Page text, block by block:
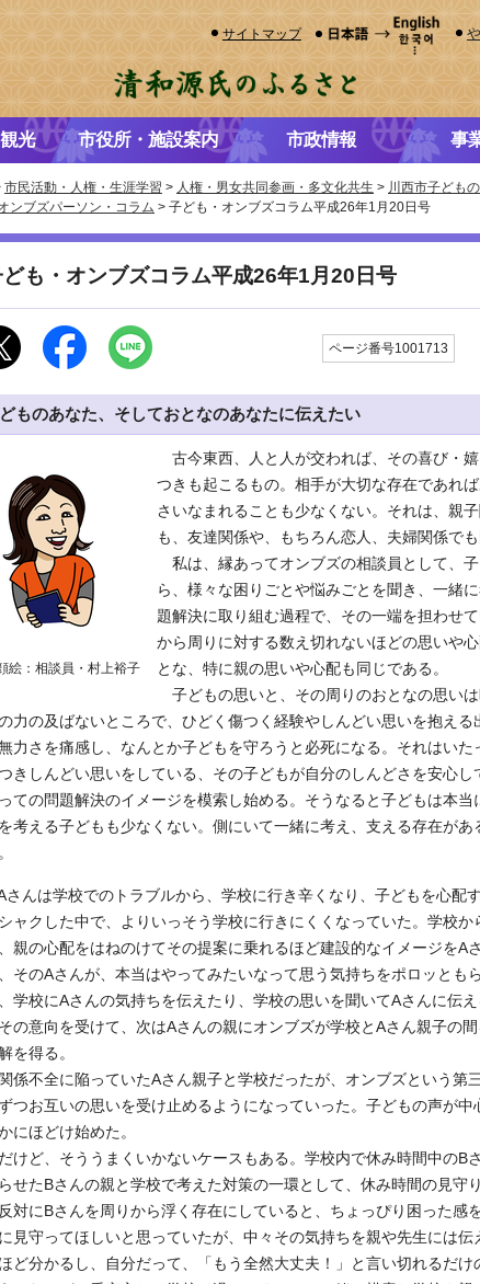
サイトマップ
光 市役所・施設案内 市政情報 事
市民活動・人権・生涯学習 > 人権・男女共同参画・多文化共生 > 川西市子ども
ンブズパーソン・コラム > 子ども・オンブズコラム平成26年1月20日号
も・オンブズコラム平成26年1月20日号
ページ番号1001713
ものあなた、そしておとなのあなたに伝えたい
絵：相談員・村上裕子
古今東西、人と人が交われば、その喜び・
つきも起こるもの。相手が大切な存在であれ
さいなまれることも少なくない。それは、親
も、友達関係や、もちろん恋人、夫婦関係でも
私は、縁あってオンブズの相談員として、
ら、様々な困りごとや悩みごとを聞き、一緒
題解決に取り組む過程で、その一端を担わせ
から周りに対する数え切れないほどの思いや
とな、特に親の思いや心配も同じである。
子どもの思いと、その周りのおとなの思いは
力の及ばないところで、ひどく傷つく経験やしんどい思いを抱え
力さを痛感し、なんとか子どもを守ろうと必死になる。それはいた
きしんどい思いをしている、その子どもが自分のしんどさを安心
ての問題解決のイメージを模索し始める。そうなると子どもは本
考える子どもも少なくない。側にいて一緒に考え、支える存在が
んは学校でのトラブルから、学校に行き辛くなり、子どもを心配
ャクした中で、よりいっそう学校に行きにくくなっていた。学校
親の心配をはねのけてその提案に乗れるほど建設的なイメージをA
そのAさんが、本当はやってみたいなって思う気持ちをポロッとも
学校にAさんの気持ちを伝えたり、学校の思いを聞いてAさんに伝
の意向を受けて、次はAさんの親にオンブズが学校とAさん親子の
を得る。
係不全に陥っていたAさん親子と学校だったが、オンブズという第
つお互いの思いを受け止めるようになっていった。子どもの声が
にほどけ始めた。
けど、そううまくいかないケースもある。学校内で休み時間中のB
せたBさんの親と学校で考えた対策の一環として、休み時間の見守
対にBさんを周りから浮く存在にしていると、ちょっぴり困った感
見守ってほしいと思っていたが、中々その気持ちを親や先生には
ど分かるし、自分だって、「もう全然大丈夫！」と言い切れるだけ